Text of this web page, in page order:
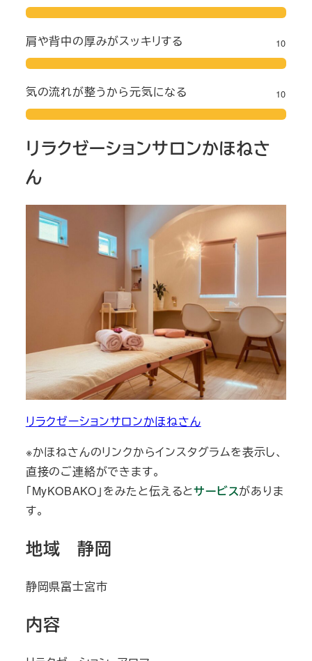
肩や背中の厚みがスッキリする 10
気の流れが整うから元気になる 10
リラクゼーションサロンかほねさ
ん
リラクゼーションサロンかほねさん
※かほねさんのリンクからインスタグラムを表示し、
直接のご連絡ができます。
「MyKOBAKO」をみたと伝えるとサービスがありま
す。
地域 静岡
静岡県富士宮市
内容